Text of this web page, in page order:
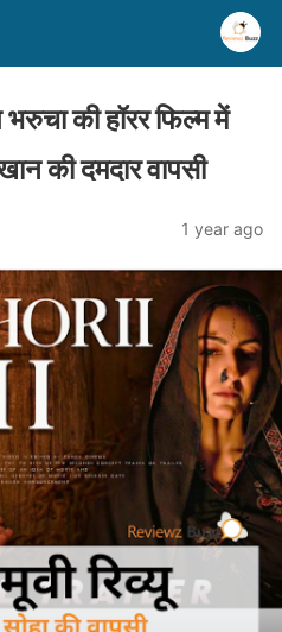
भरुचा की हॉरर फिल्म में
की दमदार वापसी
1 year ago